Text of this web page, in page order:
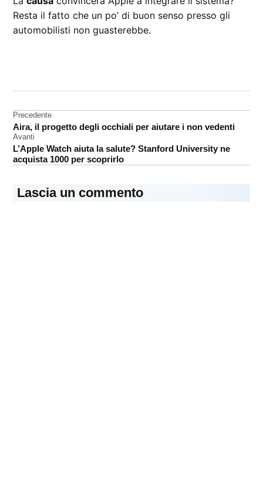
Resta il fatto che un po’ di buon senso presso gli
automobilisti non guasterebbe.
Navigazione
articoli
Precedente
Aira, il progetto degli occhiali per aiutare i non vedenti
Avanti
L’Apple Watch aiuta la salute? Stanford University ne
acquista 1000 per scoprirlo
Lascia un commento